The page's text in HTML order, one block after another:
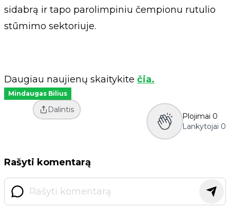
sidabrą ir tapo parolimpiniu čempionu rutulio
stūmimo sektoriuje.
Daugiau naujienų skaitykite čia.
Mindaugas Bilius
Dalintis
Plojimai 0
Lankytojai 0
Rašyti komentarą